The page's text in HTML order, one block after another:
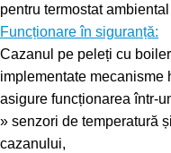
pentru termostat
Funcționare în siguranță:
Cazanul pe peleți cu
implementate mecanisme
asigure funcționarea într-
» senzori de temperatură
cazanului,